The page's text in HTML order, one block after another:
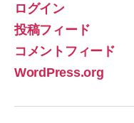
ログイン
投稿フィード
コメントフィード
WordPress.org